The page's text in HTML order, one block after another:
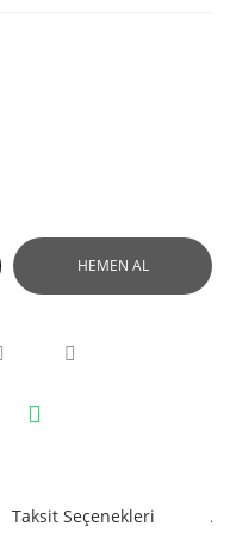
HEMEN AL
Taksit Seçenekleri